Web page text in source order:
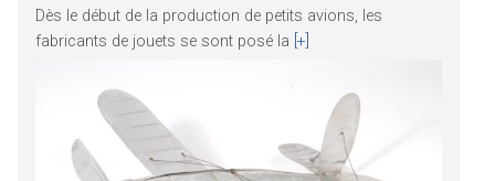
Dès le début de la production de petits avions, les
fabricants de jouets se sont posé la [+]